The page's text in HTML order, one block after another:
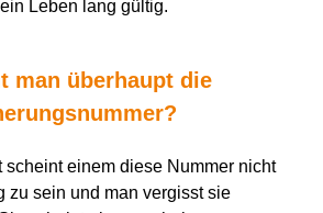
Leben lang gültig.
man überhaupt die
scheint einem diese Nummer nicht
zu sein und man vergisst sie